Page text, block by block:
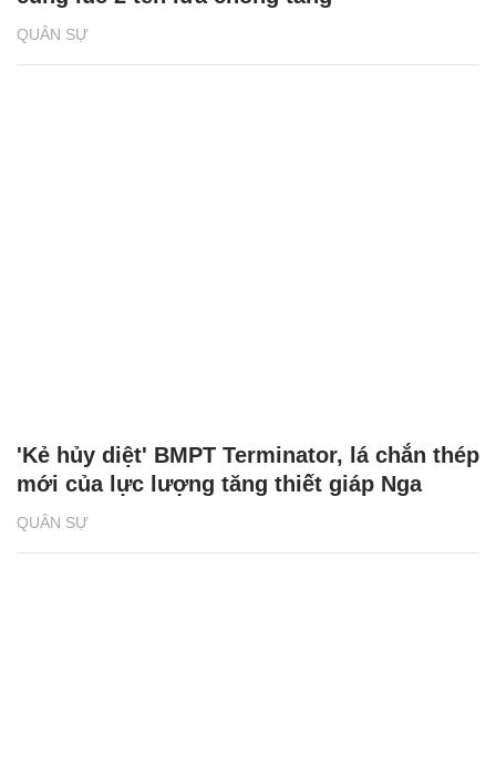
QUÂN SỰ
QUÂN SỰ
'Kẻ hủy diệt' BMPT Terminator, lá chắn thép
mới của lực lượng tăng thiết giáp Nga